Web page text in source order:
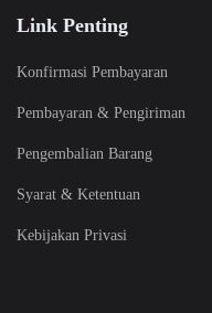
Link Penting
Konfirmasi Pembayaran
Pembayaran & Pengiriman
Pengembalian Barang
Syarat & Ketentuan
Kebijakan Privasi